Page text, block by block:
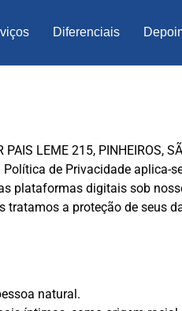
Diferenciais
LEME 215, PINHEIROS,
de Privacidade aplica-
plataformas digitais sob
a proteção de seus
natural.